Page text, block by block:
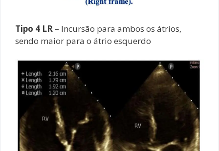
Tipo 4 LR – Incursão para ambos os átrios,
sendo maior para o átrio esquerdo